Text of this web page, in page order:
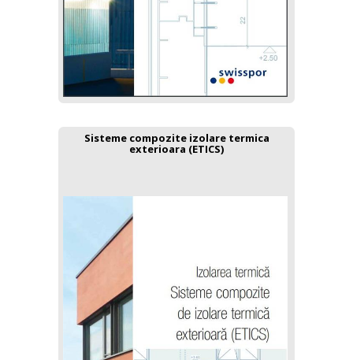
Sisteme compozite izolare termica
exterioara (ETICS)